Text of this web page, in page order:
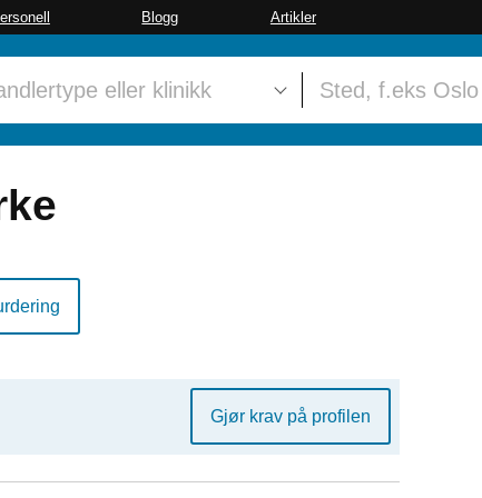
Blogg Artikler
Gjør krav på profilen